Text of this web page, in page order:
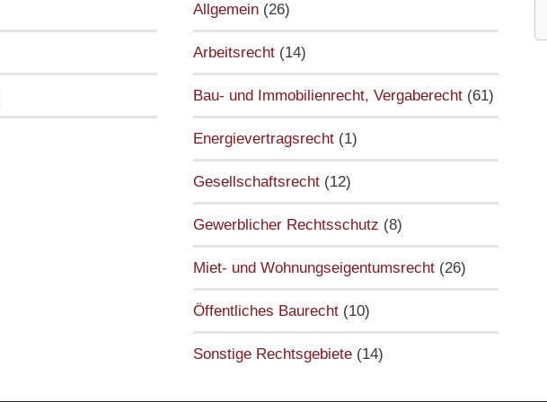
Allgemein(26)
Arbeitsrecht(14)
Bau- und Immobilienrecht, Vergaberecht(61)
Energievertragsrecht(1)
Gesellschaftsrecht(12)
Gewerblicher Rechtsschutz (8)
Miet- und Wohnungseigentumsrecht(26)
Öffentliches Baurecht(10)
Sonstige Rechtsgebiete(14)